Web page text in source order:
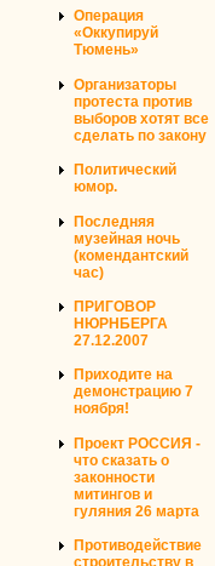
Операция
«Оккупируй
Тюмень»
Организаторы
протеста против
выборов хотят все
сделать по закону
Политический
юмор.
Последняя
музейная ночь
(комендантский
час)
ПРИГОВОР
НЮРНБЕРГА
27.12.2007
Приходите на
демонстрацию 7
ноября!
Проект РОССИЯ -
что сказать о
законности
митингов и
гуляния 26 марта
Противодействие